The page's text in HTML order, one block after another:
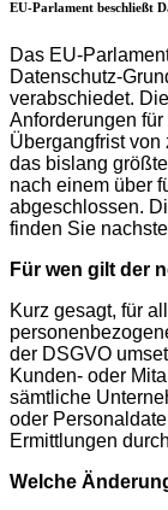
EU-Parlament beschließt
Das EU-
Datenschutz-
verabschiedet.
Anforderungen
Übergangfrist von
das bislang
nach einem über
abgeschlossen.
finden Sie
Für wen gilt der
Kurz gesagt, für
der DSGVO
Kunden- oder
sämtliche
oder
Ermittlungen
Welche